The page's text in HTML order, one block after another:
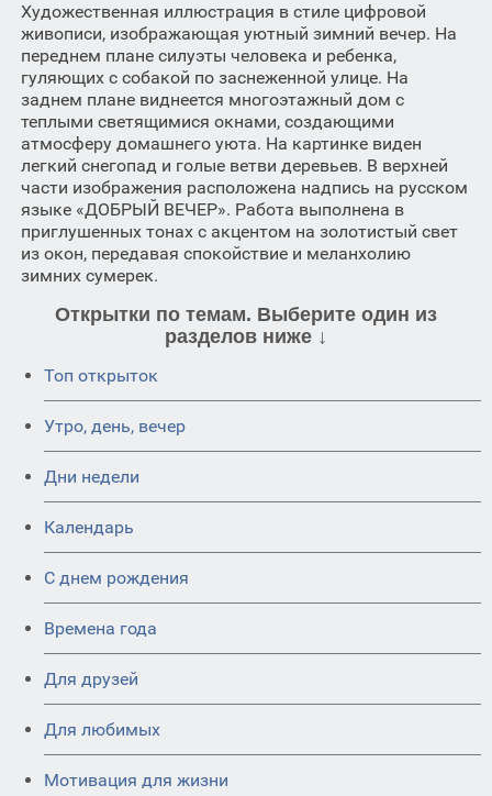
Художественная иллюстрация в стиле цифровой
живописи, изображающая уютный зимний вечер. На
переднем плане силуэты человека и ребенка,
гуляющих с собакой по заснеженной улице. На
заднем плане виднеется многоэтажный дом с
теплыми светящимися окнами, создающими
атмосферу домашнего уюта. На картинке виден
легкий снегопад и голые ветви деревьев. В верхней
части изображения расположена надпись на русском
языке «ДОБРЫЙ ВЕЧЕР». Работа выполнена в
приглушенных тонах с акцентом на золотистый свет
из окон, передавая спокойствие и меланхолию
зимних сумерек.
Открытки по темам. Выберите один из
разделов ниже ↓
Топ открыток
Утро, день, вечер
Дни недели
Календарь
C днем рождения
Времена года
Для друзей
Для любимых
Мотивация для жизни